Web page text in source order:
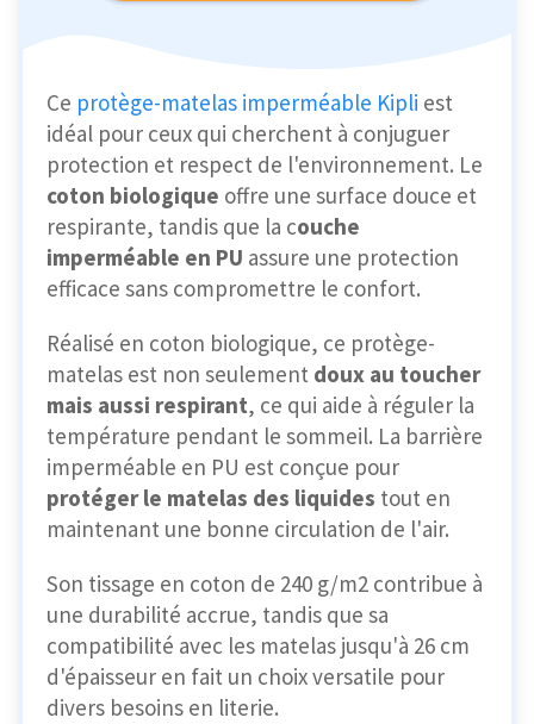
Ce protège-matelas imperméable Kipli est
idéal pour ceux qui cherchent à conjuguer
protection et respect de l'environnement. Le
coton biologique offre une surface douce et
respirante, tandis que la couche
imperméable en PU assure une protection
efficace sans compromettre le confort.
Réalisé en coton biologique, ce protège-
matelas est non seulement doux au toucher
mais aussi respirant, ce qui aide à réguler la
température pendant le sommeil. La barrière
imperméable en PU est conçue pour
protéger le matelas des liquides tout en
maintenant une bonne circulation de l'air.
Son tissage en coton de 240 g/m2 contribue à
une durabilité accrue, tandis que sa
compatibilité avec les matelas jusqu'à 26 cm
d'épaisseur en fait un choix versatile pour
divers besoins en literie.